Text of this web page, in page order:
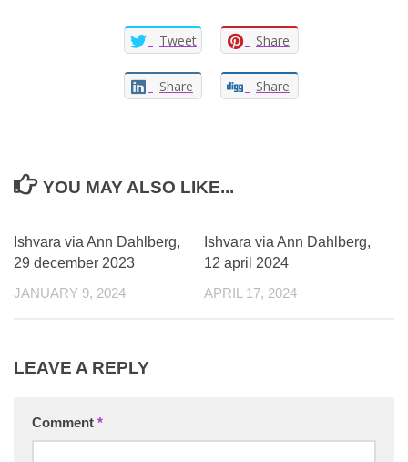
Tweet Share
Share Share
YOU MAY ALSO LIKE...
Ishvara via Ann Dahlberg,
29 december 2023
JANUARY 9, 2024
Ishvara via Ann Dahlberg,
12 april 2024
APRIL 17, 2024
LEAVE A REPLY
Comment *